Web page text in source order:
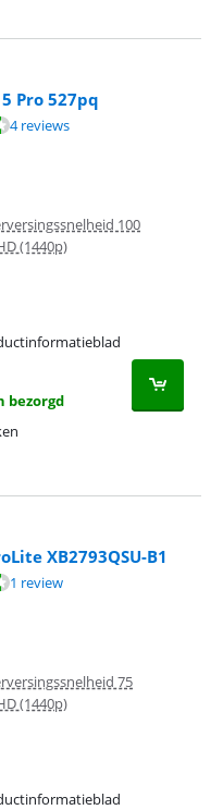
Pro 527pq
op 4 reviews.
4 reviews
100
(1440p)
bezorgd
XB2793QSU-B1
op 1 review.
1 review
75
(1440p)